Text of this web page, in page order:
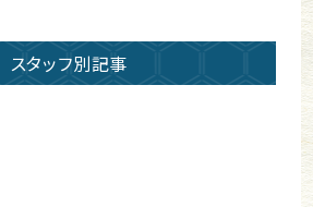
スタッフ別記事